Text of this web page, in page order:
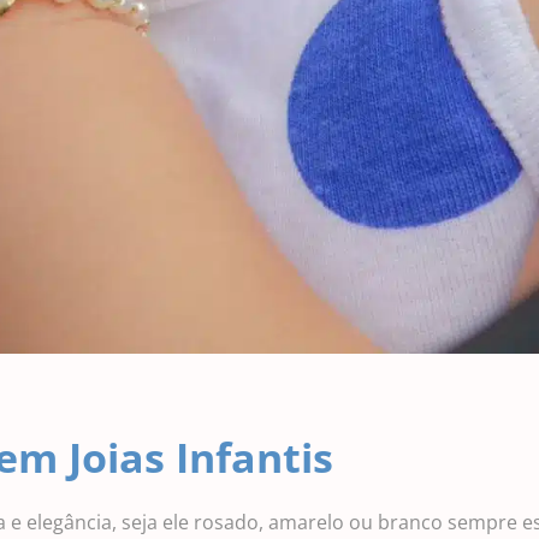
Joias Infantis
elegância, seja ele rosado, amarelo ou branco sempre